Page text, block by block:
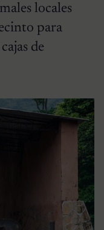
locales
para
de